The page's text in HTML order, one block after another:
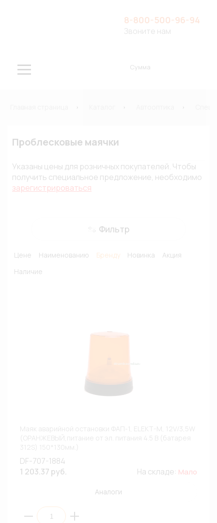
8-800-500-96-94
Звоните нам
Сумма
Проблесковые маячки
Указаны цены для розничных покупателей. Чтобы
получить специальное предложение, необходимо
зарегистрироваться
Фильтр
Цене Наименованию Бренду Новинка
Акция
Наличие
DF-707-1884
1 203.37 руб.
На складе: Мало
Аналоги